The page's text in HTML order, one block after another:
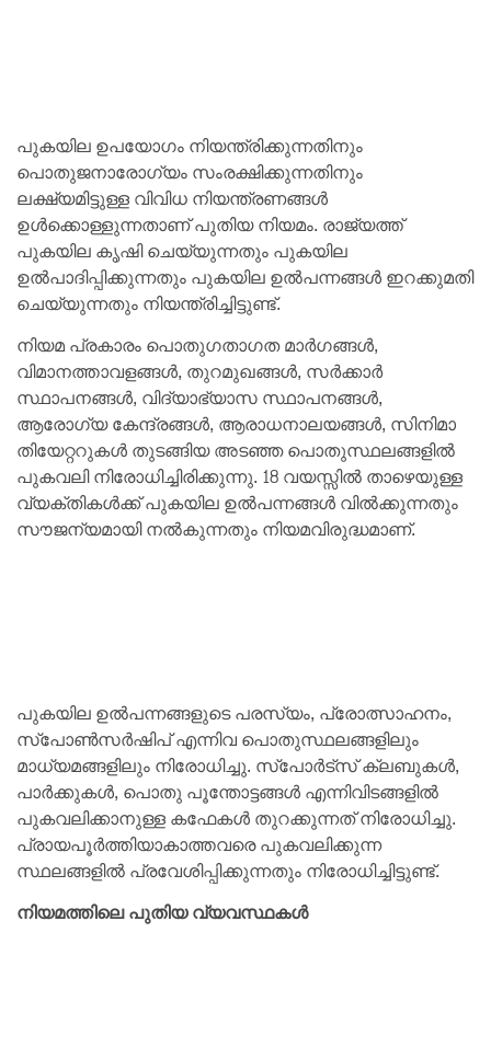
പുകയില ഉപയോഗം നിയന്ത്രിക്കുന്നതിനും
പൊതുജനാരോഗ്യം സംരക്ഷിക്കുന്നതിനും
ലക്ഷ്യമിട്ടുള്ള വിവിധ നിയന്ത്രണങ്ങള്‍
ഉള്‍ക്കൊള്ളുന്നതാണ് പുതിയ നിയമം. രാജ്യത്ത്
പുകയില കൃഷി ചെയ്യുന്നതും പുകയില
ഉല്‍പാദിപ്പിക്കുന്നതും പുകയില ഉല്‍പന്നങ്ങള്‍ ഇറക്കുമതി
ചെയ്യുന്നതും നിയന്ത്രിച്ചിട്ടുണ്ട്.
നിയമ പ്രകാരം പൊതുഗതാഗത മാര്‍ഗങ്ങള്‍,
വിമാനത്താവളങ്ങള്‍, തുറമുഖങ്ങള്‍, സര്‍ക്കാര്‍
സ്ഥാപനങ്ങള്‍, വിദ്യാഭ്യാസ സ്ഥാപനങ്ങള്‍,
ആരോഗ്യ കേന്ദ്രങ്ങള്‍, ആരാധനാലയങ്ങള്‍, സിനിമാ
തിയേറ്ററുകള്‍ തുടങ്ങിയ അടഞ്ഞ പൊതുസ്ഥലങ്ങളില്‍
പുകവലി നിരോധിച്ചിരിക്കുന്നു. 18 വയസ്സില്‍ താഴെയുള്ള
വ്യക്തികള്‍ക്ക് പുകയില ഉല്‍പന്നങ്ങള്‍ വില്‍ക്കുന്നതും
സൗജന്യമായി നല്‍കുന്നതും നിയമവിരുദ്ധമാണ്.
പുകയില ഉല്‍പന്നങ്ങളുടെ പരസ്യം, പ്രോത്സാഹനം,
സ്‌പോണ്‍സര്‍ഷിപ് എന്നിവ പൊതുസ്ഥലങ്ങളിലും
മാധ്യമങ്ങളിലും നിരോധിച്ചു. സ്‌പോര്‍ട്‌സ് ക്ലബുകള്‍,
പാര്‍ക്കുകള്‍, പൊതു പൂന്തോട്ടങ്ങള്‍ എന്നിവിടങ്ങളില്‍
പുകവലിക്കാനുള്ള കഫേകള്‍ തുറക്കുന്നത് നിരോധിച്ചു.
പ്രായപൂര്‍ത്തിയാകാത്തവരെ പുകവലിക്കുന്ന
സ്ഥലങ്ങളില്‍ പ്രവേശിപ്പിക്കുന്നതും നിരോധിച്ചിട്ടുണ്ട്.
നിയമത്തിലെ പുതിയ വ്യവസ്ഥകള്‍